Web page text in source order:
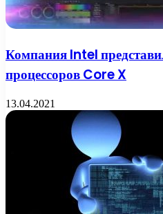
Компания Intel
процессоров Core X
13.04.2021